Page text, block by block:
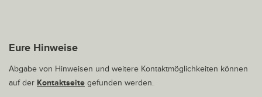
Eure Hinweise
Abgabe von Hinweisen und weitere Kontaktmöglichkeiten können
auf der Kontaktseite gefunden werden.